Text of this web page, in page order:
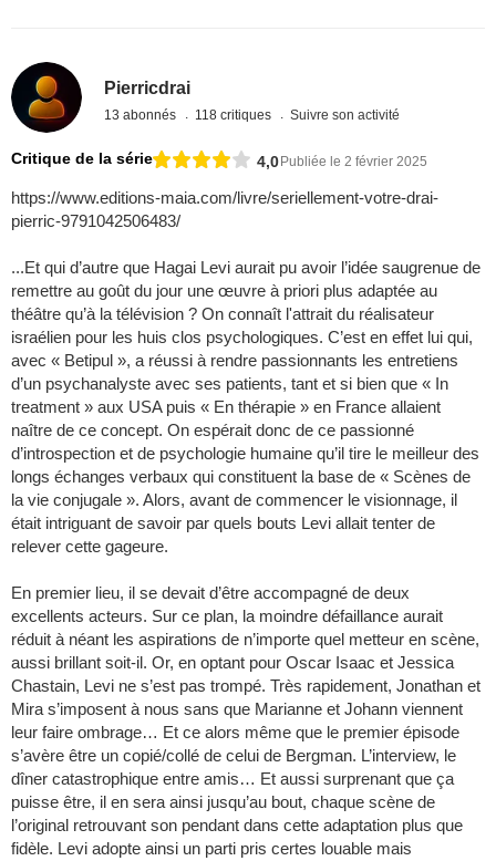
Pierricdrai
13 abonnés 118 critiques Suivre son activité
Critique de la série 4,0Publiée le 2 février 2025
https://www.editions-maia.com/livre/seriellement-votre-drai-
pierric-9791042506483/
...Et qui d’autre que Hagai Levi aurait pu avoir l’idée saugrenue de
remettre au goût du jour une œuvre à priori plus adaptée au
théâtre qu’à la télévision ? On connaît l'attrait du réalisateur
israélien pour les huis clos psychologiques. C’est en effet lui qui,
avec « Betipul », a réussi à rendre passionnants les entretiens
d’un psychanalyste avec ses patients, tant et si bien que « In
treatment » aux USA puis « En thérapie » en France allaient
naître de ce concept. On espérait donc de ce passionné
d’introspection et de psychologie humaine qu’il tire le meilleur des
longs échanges verbaux qui constituent la base de « Scènes de
la vie conjugale ». Alors, avant de commencer le visionnage, il
était intriguant de savoir par quels bouts Levi allait tenter de
relever cette gageure.
En premier lieu, il se devait d’être accompagné de deux
excellents acteurs. Sur ce plan, la moindre défaillance aurait
réduit à néant les aspirations de n’importe quel metteur en scène,
aussi brillant soit-il. Or, en optant pour Oscar Isaac et Jessica
Chastain, Levi ne s’est pas trompé. Très rapidement, Jonathan et
Mira s’imposent à nous sans que Marianne et Johann viennent
leur faire ombrage… Et ce alors même que le premier épisode
s’avère être un copié/collé de celui de Bergman. L’interview, le
dîner catastrophique entre amis… Et aussi surprenant que ça
puisse être, il en sera ainsi jusqu’au bout, chaque scène de
l’original retrouvant son pendant dans cette adaptation plus que
fidèle. Levi adopte ainsi un parti pris certes louable mais